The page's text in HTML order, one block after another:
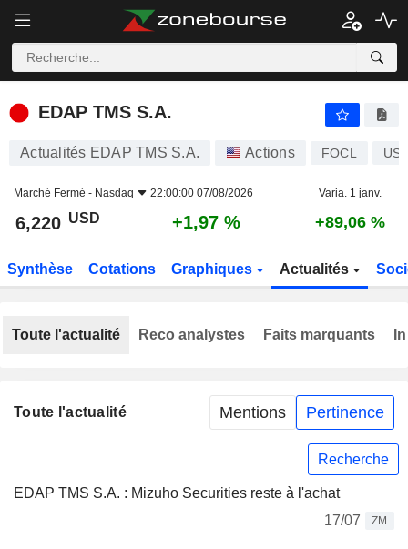
EDAP TMS S.A.
EDAP TMS S.A.
Actualités EDAP TMS S.A. Actions FOCL
Marché Fermé - Nasdaq 22:00:00 07/08/2026 Varia. 1 janv.
6,220 USD +1,97 % +89,06 %
Synthèse Cotations Graphiques Actualités
Toute l'actualité Mentions Pertinence
Recherche
EDAP TMS S.A. : Mizuho Securities reste à l'achat
17/07
ZM
Toute l'actualité Reco analystes Faits marquants